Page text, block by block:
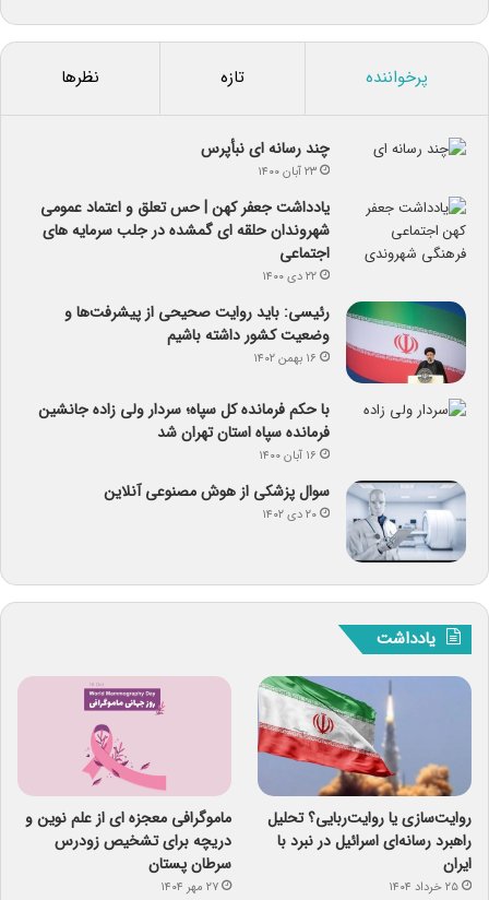
پرخواننده تازه نظرها
چند رسانه ای نبأپرس
۲۳ آبان ۱۴۰۰
یادداشت جعفر کهن | حس تعلق و اعتماد عمومی
شهروندان حلقه ای گمشده در جلب سرمایه های
اجتماعی
۲۲ دی ۱۴۰۰
رئیسی: باید روایت صحیحی از پیشرفت‌ها و
وضعیت کشور داشته باشیم
۱۶ بهمن ۱۴۰۲
با حکم فرمانده کل سپاه؛ سردار ولی زاده جانشین
فرمانده سپاه استان تهران شد
۱۶ آبان ۱۴۰۰
سوال پزشکی از هوش مصنوعی آنلاین
۲۰ دی ۱۴۰۲
یادداشت
روایت‌سازی یا روایت‌ربایی؟ تحلیل
راهبرد رسانه‌ای اسرائیل در نبرد با
ایران
۲۵ خرداد ۱۴۰۴
ماموگرافی معجزه ای از علم نوین و
دریچه برای تشخیص زودرس
سرطان پستان
۲۷ مهر ۱۴۰۴